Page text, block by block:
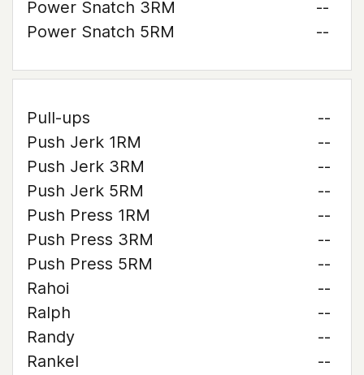
Power Snatch 3RM
--
Power Snatch 5RM
--
Pull-ups
--
Push Jerk 1RM
--
Push Jerk 3RM
--
Push Jerk 5RM
--
Push Press 1RM
--
Push Press 3RM
--
Push Press 5RM
--
Rahoi
--
Ralph
--
Randy
--
Rankel
--